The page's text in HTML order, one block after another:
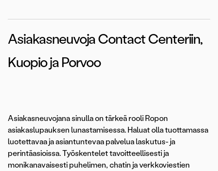
Asiakasneuvoja Contact Centeriin,
Kuopio ja Porvoo
Asiakasneuvojana sinulla on tärkeä rooli Ropon
asiakaslupauksen lunastamisessa. Haluat olla tuottamassa
luotettavaa ja asiantuntevaa palvelua laskutus- ja
perintäasioissa. Työskentelet tavoitteellisesti ja
monikanavaisesti puhelimen, chatin ja verkkoviestien